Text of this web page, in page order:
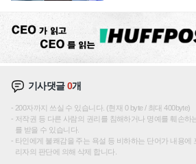
기사댓글0개
200자까지 쓰실 수 있습니다. (현재 0 byte / 최대 400byte)
저작권 등 다른 사람의 권리를 침해하거나 명예를 훼손하
를 받을 수 있습니다.
타인에게 불쾌감을 주는 욕설 등 비하하는 단어가 내용에
리자의 판단에 의해 삭제 합니다.